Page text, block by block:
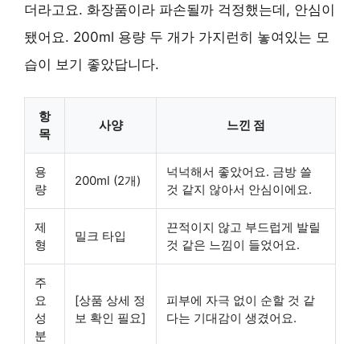
더라고요. 화장품이라 파손될까 걱정했는데, 안심이
됐어요. 200ml 용량 두 개가 가지런히 놓여있는 모
습이 보기 좋았답니다.
항
목
사양 느낀 점
용
량
200ml (2개)
넉넉해서 좋았어요. 금방 쓸
것 같지 않아서 안심이에요.
제
형
밀크 타입
끈적이지 않고 부드럽게 발릴
것 같은 느낌이 들었어요.
주
요
성
분
[상품 상세 정
보 확인 필요]
피부에 자극 없이 순할 것 같
다는 기대감이 생겼어요.